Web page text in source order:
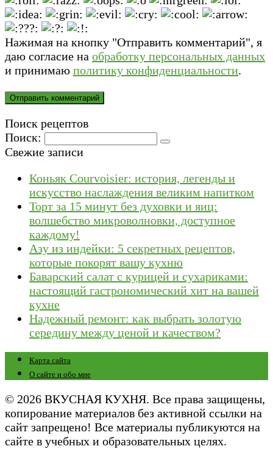
Нажимая на кнопку "Отправить комментарий", я
даю согласие на обработку персональных данных
и принимаю политику конфиденциальности.
Поиск рецептов
Поиск:
Свежие записи
Коньяк Courvoisier: история, легенды и
искусство наслаждения великим напитком
Торт за 15 минут без духовки и яиц:
волшебство микроволновки, доступное
каждому!
Азу из индейки: 5 секретных рецептов,
которые покорят вашу кухню
Баварский салат с курицей и сухариками:
настоящий гастрономический хит на вашей
кухне
Надежный ремонт: как выбрать золотую
середину между ценой и качеством?
Карта сайта
О сайте и обо мне
© 2026 ВКУСНАЯ КУХНЯ. Все права защищены,
копирование материалов без активной ссылки на
сайт запрещено! Все материалы публикуются на
сайте в учебных и образовательных целях.